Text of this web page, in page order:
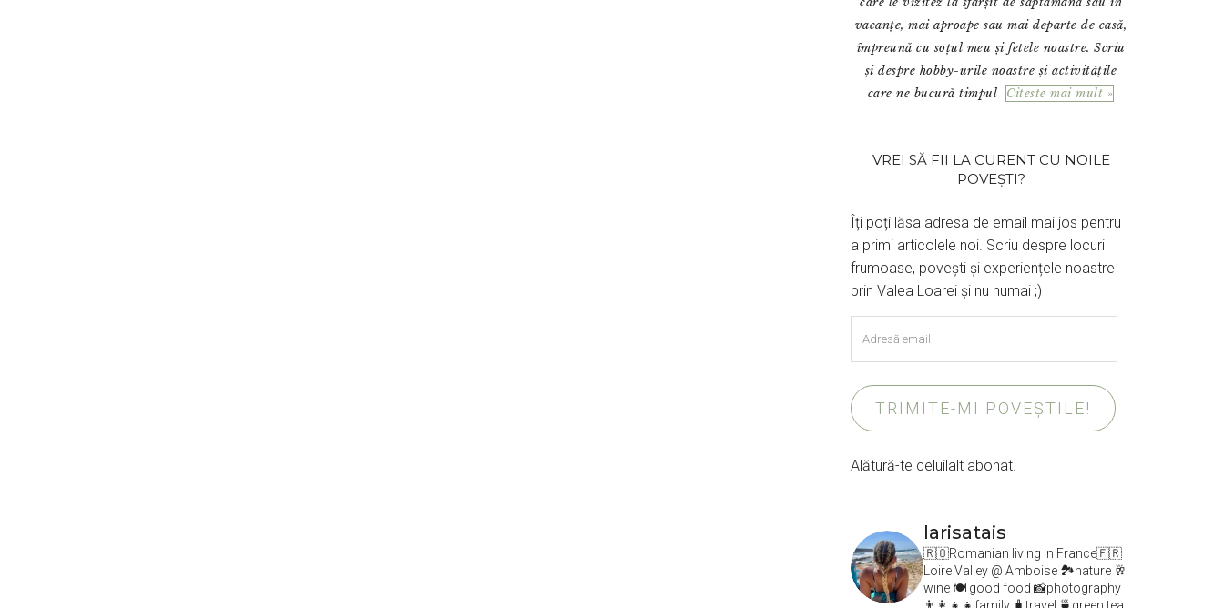
vacanțe, mai aproape sau mai departe de casă,
împreună cu soțul meu și fetele noastre. Scriu
și despre hobby-urile noastre și activitățile
care ne bucură timpul Citeste mai mult »
VREI SĂ FII LA CURENT CU NOILE
POVEȘTI?
Îți poți lăsa adresa de email mai jos pentru
a primi articolele noi. Scriu despre locuri
frumoase, povești și experiențele noastre
prin Valea Loarei și nu numai ;)
email
TRIMITE-MI POVEȘTILE!
Alătură-te celuilalt abonat.
larisatais
🇷🇴Romanian living in France🇫🇷
Loire Valley @ Amboise 🏞️nature 🥂
wine 🍽 good food 📸photography
👨‍👩‍👧‍👧family 🧳travel 🍵green tea